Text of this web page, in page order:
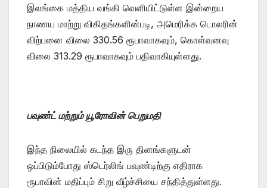
இலங்கை மத்திய வங்கி வெளியிட்டுள்ள இன்றைய
நாணய மாற்று விகிதங்களின்படி, அமெரிக்க டொலரின்
விற்பனை விலை 330.56 ரூபாவாகவும், கொள்வனவு
விலை 313.29 ரூபாவாகவும் பதிவாகியுள்ளது.
பவுண்ட் மற்றும் யூரோவின் பெறுமதி
இந்த நிலையில் கடந்த இரு தினங்களுடன்
ஒப்பிடும்போது ஸ்டெர்லிங் பவுண்டிற்கு எதிராக
ரூபாவின் மதிப்பும் சிறு வீழ்ச்சியை சந்தித்துள்ளது.